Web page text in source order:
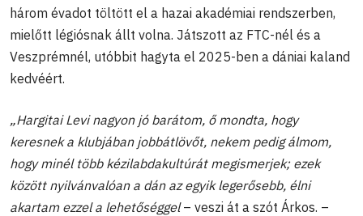
három évadot töltött el a hazai akadémiai rendszerben,
mielőtt légiósnak állt volna. Játszott az FTC-nél és a
Veszprémnél, utóbbit hagyta el 2025-ben a dániai kaland
kedvéért.
„Hargitai Levi nagyon jó barátom, ő mondta, hogy
keresnek a klubjában jobbátlövőt, nekem pedig álmom,
hogy minél több kézilabdakultúrát megismerjek; ezek
között nyilvánvalóan a dán az egyik legerősebb, élni
akartam ezzel a lehetőséggel– veszi át a szót Árkos. –